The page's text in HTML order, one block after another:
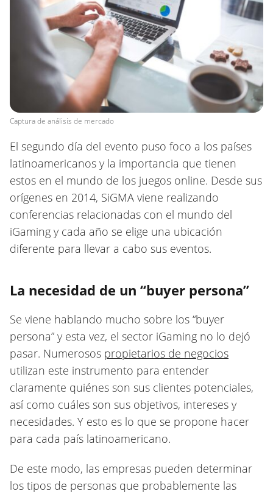
Captura de análisis de mercado
El segundo día del evento puso foco a los países
latinoamericanos y la importancia que tienen
estos en el mundo de los juegos online. Desde sus
orígenes en 2014, SiGMA viene realizando
conferencias relacionadas con el mundo del
iGaming y cada año se elige una ubicación
diferente para llevar a cabo sus eventos.
La necesidad de un “buyer persona”
Se viene hablando mucho sobre los “buyer
persona” y esta vez, el sector iGaming no lo dejó
pasar. Numerosos propietarios de negocios
utilizan este instrumento para entender
claramente quiénes son sus clientes potenciales,
así como cuáles son sus objetivos, intereses y
necesidades. Y esto es lo que se propone hacer
para cada país latinoamericano.
De este modo, las empresas pueden determinar
los tipos de personas que probablemente las